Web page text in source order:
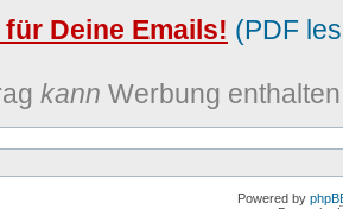
für Deine Emails! (PDF
kann Werbung
Powered by